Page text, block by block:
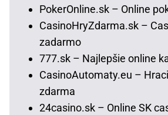
PokerOnline.sk – Online
CasinoHryZdarma.sk –
zadarmo
777.sk – Najlepšie online
CasinoAutomaty.eu –
zdarma
24casino.sk – Online SK